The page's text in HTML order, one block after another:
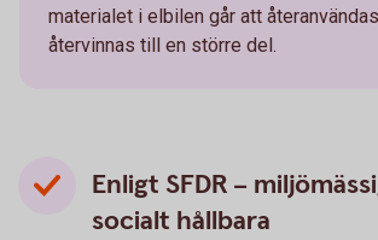
materialet i elbilen går att
återvinnas till en större del.
Enligt SFDR –
socialt hållbara